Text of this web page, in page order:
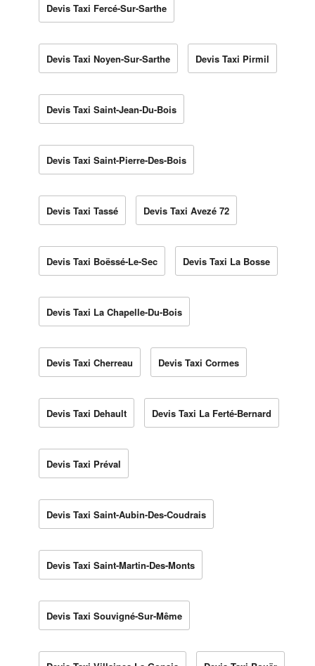
Devis Taxi Fercé-Sur-Sarthe
Devis Taxi Noyen-Sur-Sarthe Devis Taxi Pirmil
Devis Taxi Saint-Jean-Du-Bois
Devis Taxi Saint-Pierre-Des-Bois
Devis Taxi Tassé Devis Taxi Avezé 72
Devis Taxi Boëssé-Le-Sec Devis Taxi La Bosse
Devis Taxi La Chapelle-Du-Bois
Devis Taxi Cherreau Devis Taxi Cormes
Devis Taxi Dehault Devis Taxi La Ferté-Bernard
Devis Taxi Préval
Devis Taxi Saint-Aubin-Des-Coudrais
Devis Taxi Saint-Martin-Des-Monts
Devis Taxi Souvigné-Sur-Même